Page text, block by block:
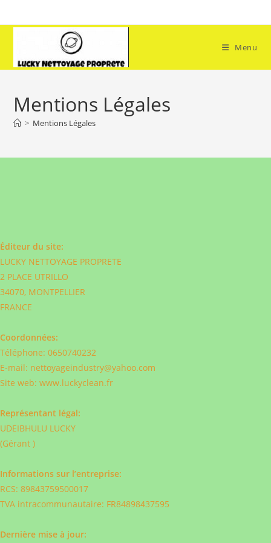
to
Menu
Mentions Légales
> Mentions Légales
Éditeur du site:
LUCKY NETTOYAGE PROPRETE
2 PLACE UTRILLO
34070, MONTPELLIER
FRANCE
Coordonnées:
Téléphone: 0650740232
E-mail: nettoyageindustry@yahoo.com
Site web: www.luckyclean.fr
Représentant légal:
UDEIBHULU LUCKY
(Gérant )
Informations sur l’entreprise:
RCS: 89843759500017
TVA intracommunautaire: FR84898437595
Dernière mise à jour: